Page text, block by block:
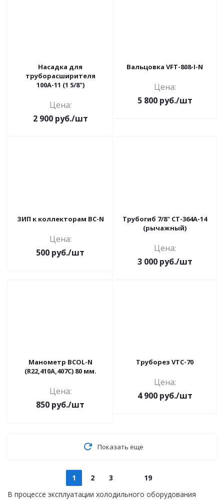
Насадка для
труборасширителя
100А-11 (1 5/8")
Цена:
2 900руб./шт
Вальцовка VFT-808-I-N
Цена:
5 800руб./шт
ЗИП к коллекторам BC-N
Цена:
500 руб./шт
Трубогиб 7/8" СТ-364А-14
(рычажный)
Цена:
3 000руб./шт
Манометр BCOL-N
(R22,410A,407C) 80 мм.
Цена:
850 руб./шт
Труборез VTC-70
Цена:
4 900руб./шт
Показать еще
1 2 3
19
В процессе эксплуатации холодильного оборудования